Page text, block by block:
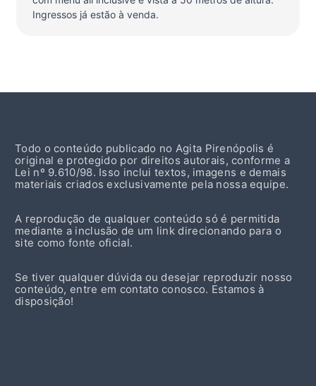
Ingressos já estão à venda.
Todo o conteúdo publicado no Agita Pirenópolis é
original e protegido por direitos autorais, conforme a
Lei nº 9.610/98. Isso inclui textos, imagens e demais
materiais criados exclusivamente pela nossa equipe.
A reprodução de qualquer conteúdo só é permitida
mediante a inclusão de um link direcionando para o
site como fonte oficial.
Se tiver qualquer dúvida ou desejar reproduzir nosso
conteúdo, entre em contato conosco. Estamos à
disposição!